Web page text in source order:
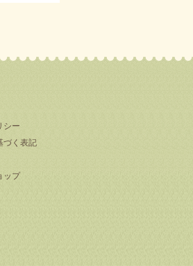
シー
づく表記
ップ